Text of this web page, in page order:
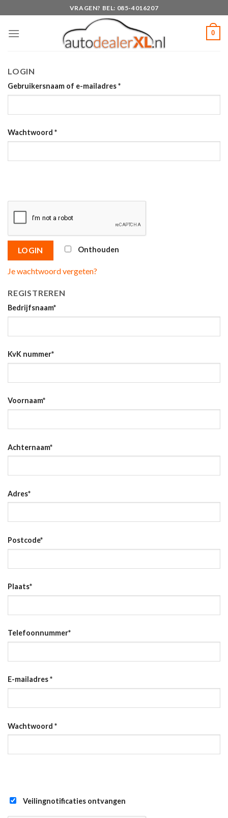
to
content
VRAGEN? BEL: 085-4016207
0
LOGIN
Gebruikersnaam of e-mailadres*
Wachtwoord *
LOGIN Onthouden
Je wachtwoord vergeten?
REGISTREREN
Bedrijfsnaam*
KvK nummer*
Voornaam*
Achternaam*
Adres*
Postcode*
Plaats*
Telefoonnummer*
E-mailadres*
Wachtwoord *
Veilingnotificaties ontvangen